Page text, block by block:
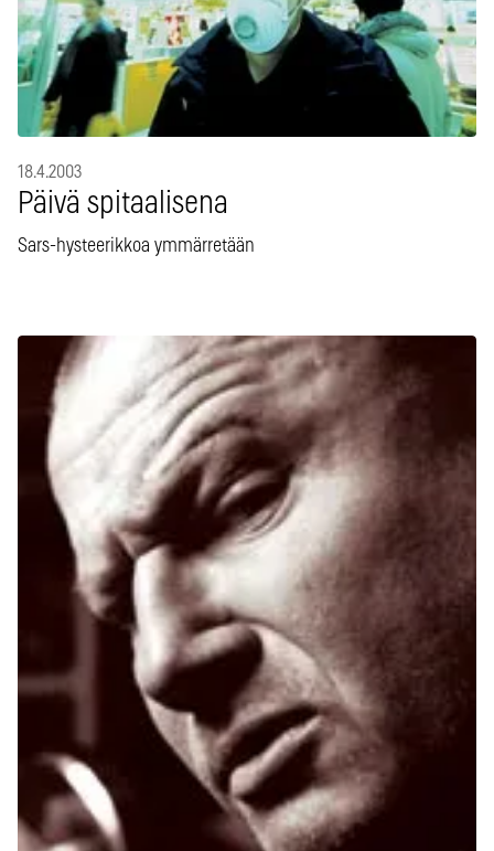
18.4.2003
Päivä spitaalisena
Sars-hysteerikkoa ymmärretään